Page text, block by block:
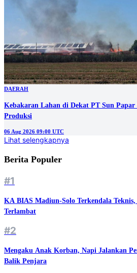
DAERAH
Kebakaran Lahan di Dekat PT Sun Papar
Produksi
06 Aug 2026 09:00 UTC
Lihat selengkapnya
Berita Populer
#1
KA BIAS Madiun-Solo Terkendala
Terlambat
#2
Mengaku Anak Korban, Napi Jalankan
Balik Penjara